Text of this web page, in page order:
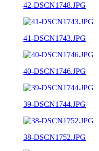
42-DSCN1748.JPG
41-DSCN1743.JPG
40-DSCN1746.JPG
39-DSCN1744.JPG
38-DSCN1752.JPG